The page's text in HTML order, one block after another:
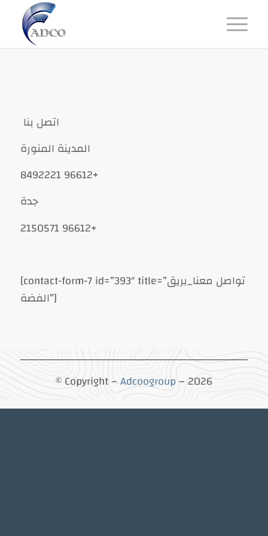
اتصل بنا
المدينة المنورة
8492221 96612+
جدة
2150571 96612+
[contact-form-7 id=”393″ title=”تواصل معنا_بريق
الفضة”]
© Copyright –Adcoogroup– 2026